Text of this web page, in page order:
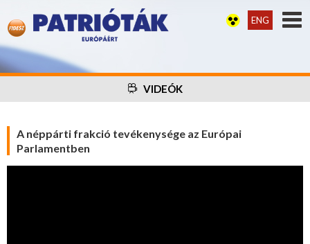
ENG
VIDEÓK
A néppárti frakció tevékenysége az Európai
Parlamentben